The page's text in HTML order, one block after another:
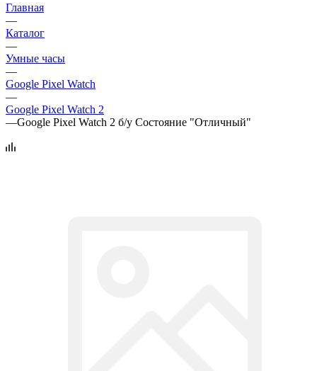
Главная
—
Каталог
—
Умные часы
—
Google Pixel Watch
—
Google Pixel Watch 2
—Google Pixel Watch 2 б/у Состояние "Отличный"